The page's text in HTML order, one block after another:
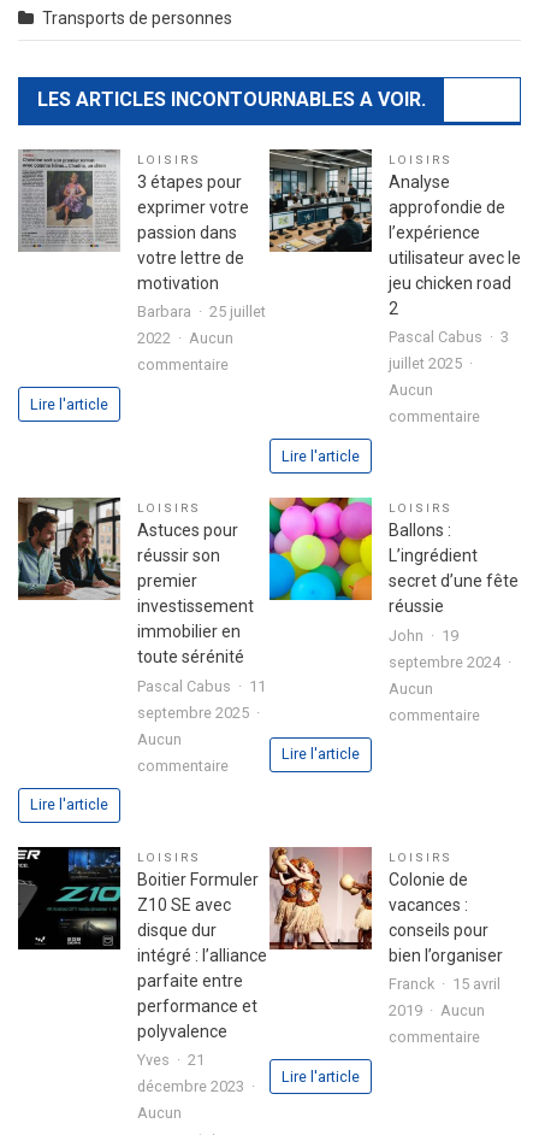
Transports de personnes
LES ARTICLES INCONTOURNABLES A VOIR.
LOISIRS
3 étapes pour
exprimer votre
passion dans
votre lettre de
motivation
Barbara
25 juillet
2022
Aucun
commentairesur
exprimer
passion
lettre
de
motivation
Lire l'article
LOISIRS
Analyse
approfondie de
l’expérience
utilisateur avec le
jeu chicken road
2
Pascal Cabus
3
juillet 2025
Aucun
commentairesur
avec
chicken
Lire l'article
LOISIRS
Astuces pour
réussir son
premier
investissement
immobilier en
toute sérénité
Pascal Cabus
11
septembre 2025
Aucun
commentairesur
réussir
son
premier
investissement
immobilier
en
toute
Lire l'article
LOISIRS
Ballons :
L’ingrédient
secret d’une fête
réussie
John
19
septembre 2024
Aucun
commentairesur
Lire l'article
LOISIRS
Boitier Formuler
Z10 SE avec
disque dur
intégré : l’alliance
parfaite entre
performance et
polyvalence
Yves
21
décembre 2023
Aucun
LOISIRS
Colonie de
vacances :
conseils pour
bien l’organiser
Franck
15 avril
2019
Aucun
commentairesur
Lire l'article